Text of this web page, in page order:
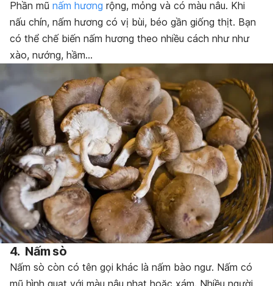
Phần mũ nấm hương rộng, mỏng và có màu nâu. Khi
nấu chín, nấm hương có vị bùi, béo gần giống thịt. Bạn
có thể chế biến nấm hương theo nhiều cách như như
xào, nướng, hầm…
4. Nấm sò
Nấm sò còn có tên gọi khác là nấm bào ngư. Nấm có